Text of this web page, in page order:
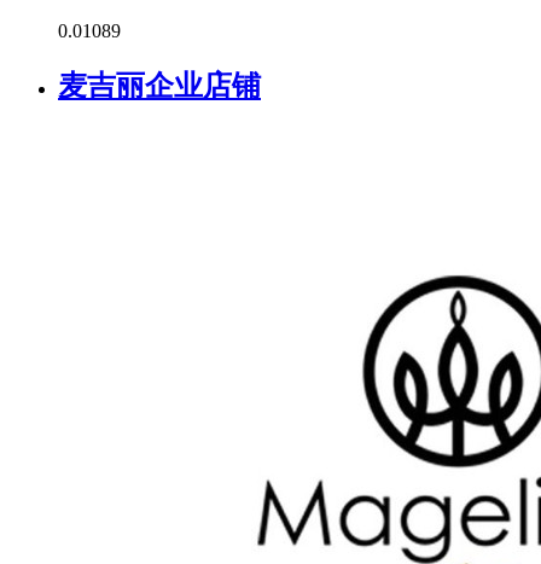
0.01089
麦吉丽企业店铺